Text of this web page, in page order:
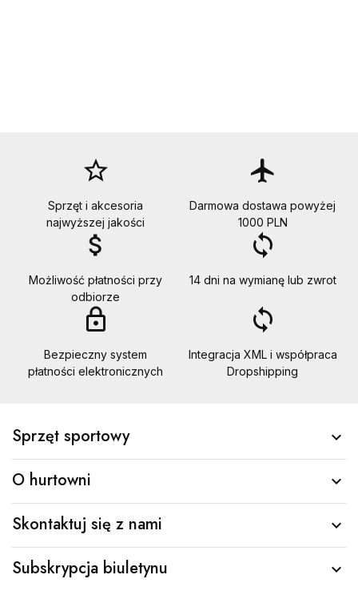
star_border
Sprzęt i akcesoria
najwyższej jakości
flight
Darmowa dostawa powyżej
1000 PLN
attach_money
Możliwość płatności przy
odbiorze
loop
14 dni na wymianę lub zwrot
lock_outline
Bezpieczny system
płatności elektronicznych
loop
Integracja XML i współpraca
Dropshipping
Sprzęt sportowy 
O hurtowni 
Skontaktuj się z nami 
Subskrypcja biuletynu 